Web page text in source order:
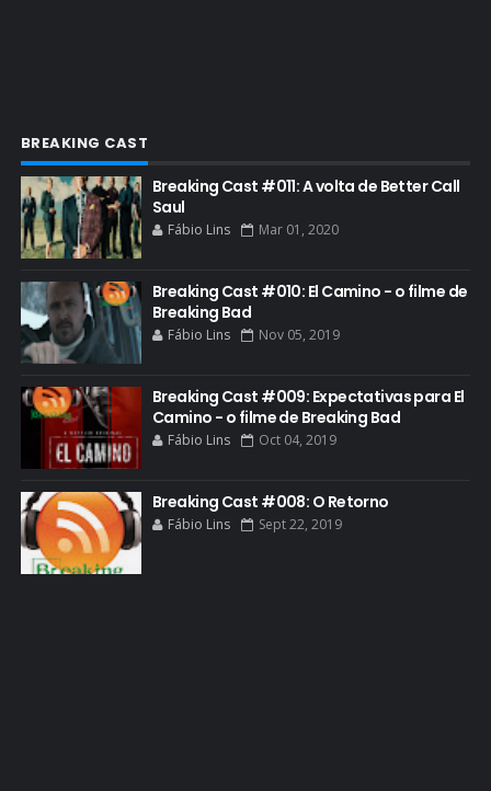
FELIZ NATAL
FILME
GIANCARLO ESPOSITO
GOLDEN GLOBE
GRACEPOINT
GREENBRIER
GUIA DE EPISÓDIOS
GUS FRING
HCATV AWARDS
HCATV AWARDS 2022
HECTOR SALAMANCA
BREAKING CAST
Breaking Cast #011: A volta de Better Call
Saul
Fábio Lins Mar 01, 2020
Breaking Cast #010: El Camino - o filme de
Breaking Bad
Fábio Lins Nov 05, 2019
Breaking Cast #009: Expectativas para El
Camino - o filme de Breaking Bad
Fábio Lins Oct 04, 2019
Breaking Cast #008: O Retorno
Fábio Lins Sept 22, 2019